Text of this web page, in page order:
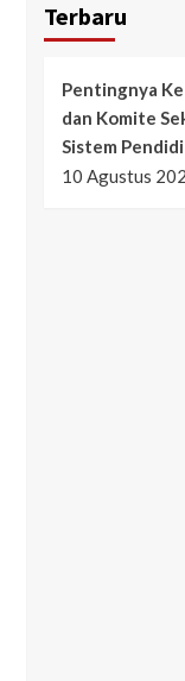
Terbaru
Pentingnya
dan Komite
Sistem
10 Agustus